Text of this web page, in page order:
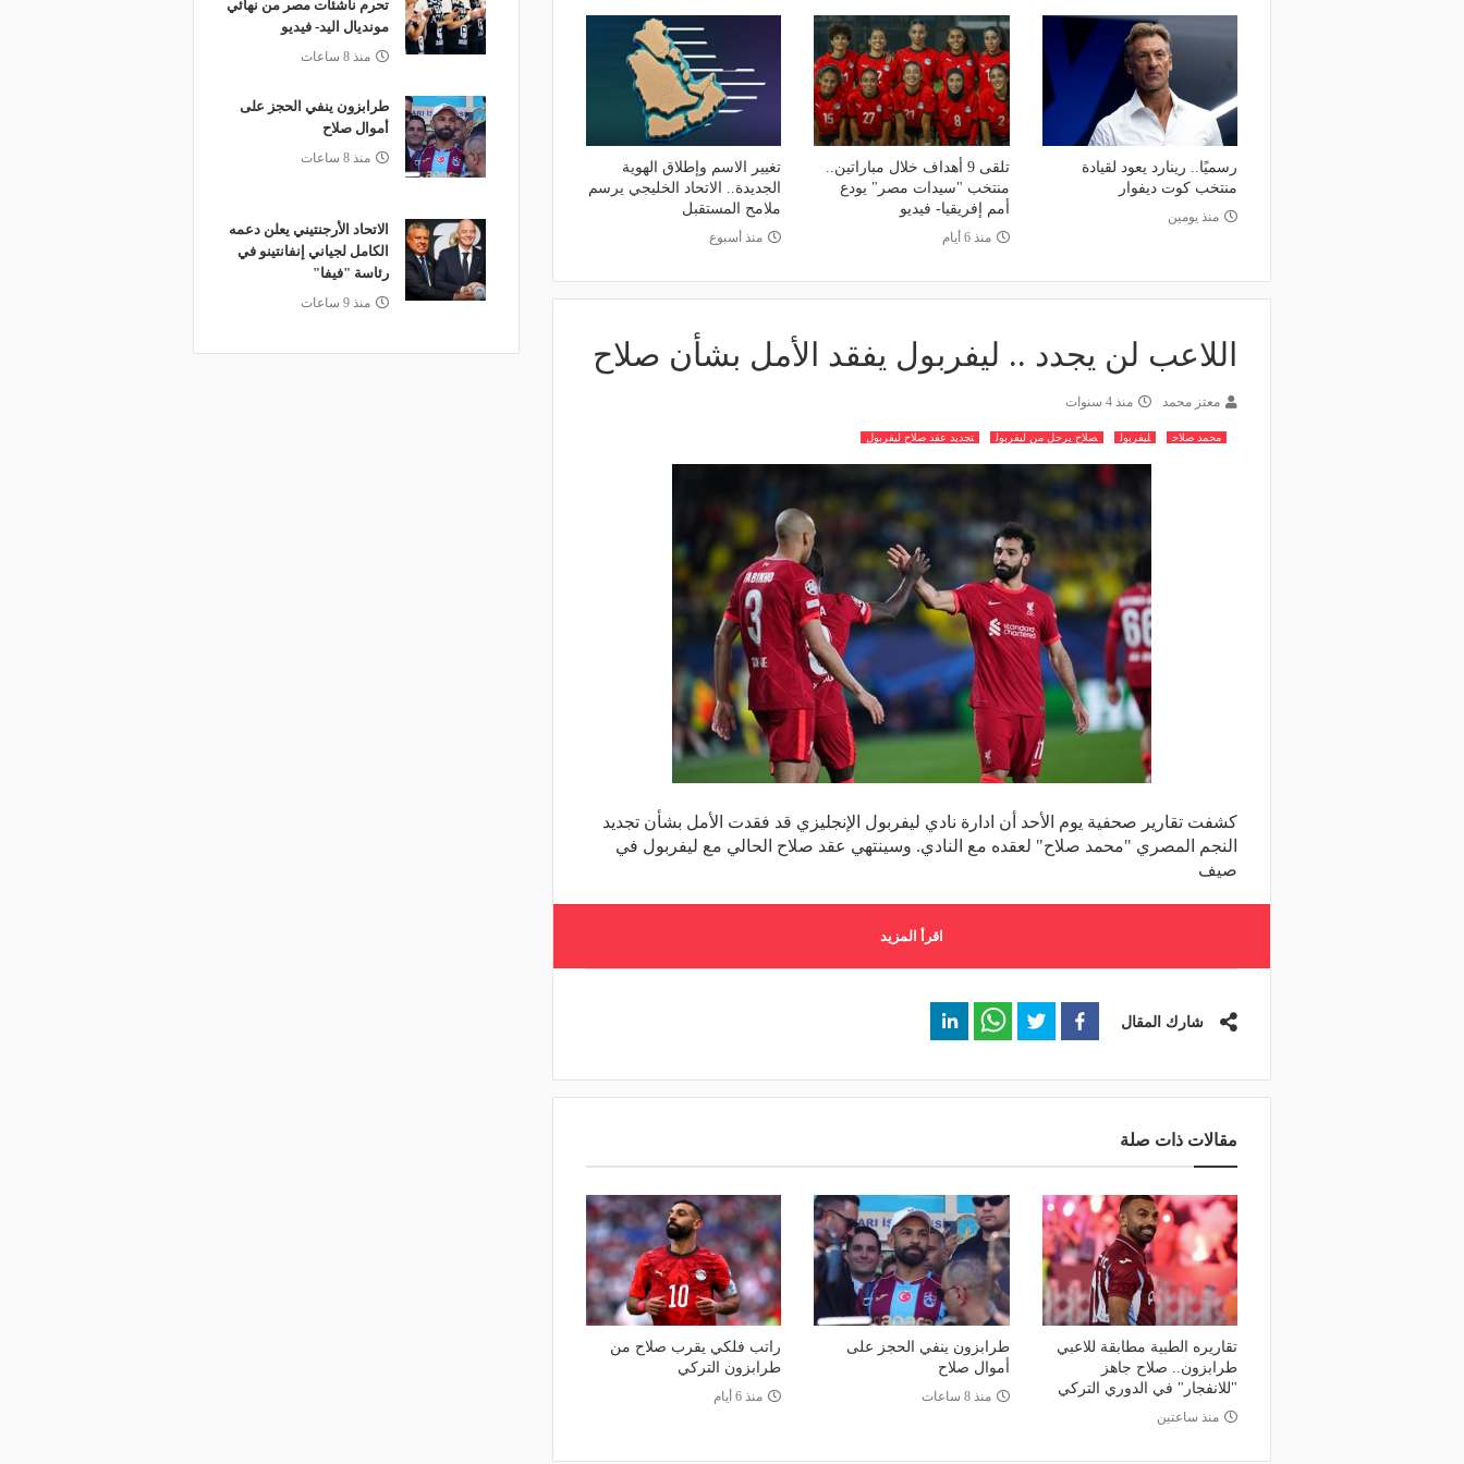
رسميًا.. رينارد يعود لقيادة
منتخب كوت ديفوار
منذ يومين
تلقى 9 أهداف خلال مباراتين..
منتخب "سيدات مصر" يودع
أمم إفريقيا- فيديو
منذ 6 أيام
تغيير الاسم وإطلاق الهوية
الجديدة.. الاتحاد الخليجي يرسم
ملامح المستقبل
منذ أسبوع
اللاعب لن يجدد .. ليفربول يفقد الأمل بشأن صلاح
معتز محمد منذ 4 سنوات
محمد صلاح ليفربول صلاح يرحل من ليفربول تجديد عقد صلاح ليفربول
كشفت تقارير صحفية يوم الأحد أن ادارة نادي ليفربول الإنجليزي قد فقدت الأمل بشأن تجديد
النجم المصري "محمد صلاح" لعقده مع النادي. وسينتهي عقد صلاح الحالي مع ليفربول في
صيف
اقرأ المزيد
شارك المقال
مقالات ذات صلة
تقاريره الطبية مطابقة للاعبي
طرابزون.. صلاح جاهز
"للانفجار" في الدوري التركي
منذ ساعتين
طرابزون ينفي الحجز على
أموال صلاح
منذ 8 ساعات
راتب فلكي يقرب صلاح من
طرابزون التركي
منذ 6 أيام
تحرم ناشئات مصر من نهائي
مونديال اليد- فيديو
منذ 8 ساعات
طرابزون ينفي الحجز على
أموال صلاح
منذ 8 ساعات
الاتحاد الأرجنتيني يعلن دعمه
الكامل لجياني إنفانتينو في
رئاسة "فيفا"
منذ 9 ساعات